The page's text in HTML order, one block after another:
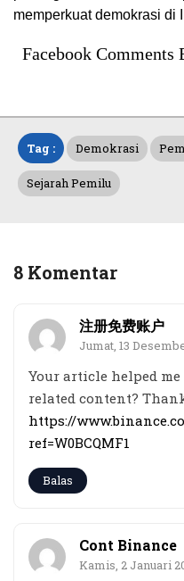
memperkuat demokrasi di
Facebook Comments
Tag : Demokrasi
Sejarah Pemilu
8 Komentar
注册免费账户
Jumat, 13
Your article helped
related content?
https://
ref=W0BCQMF1
Balas
Cont Binance
Kamis, 2 Januari